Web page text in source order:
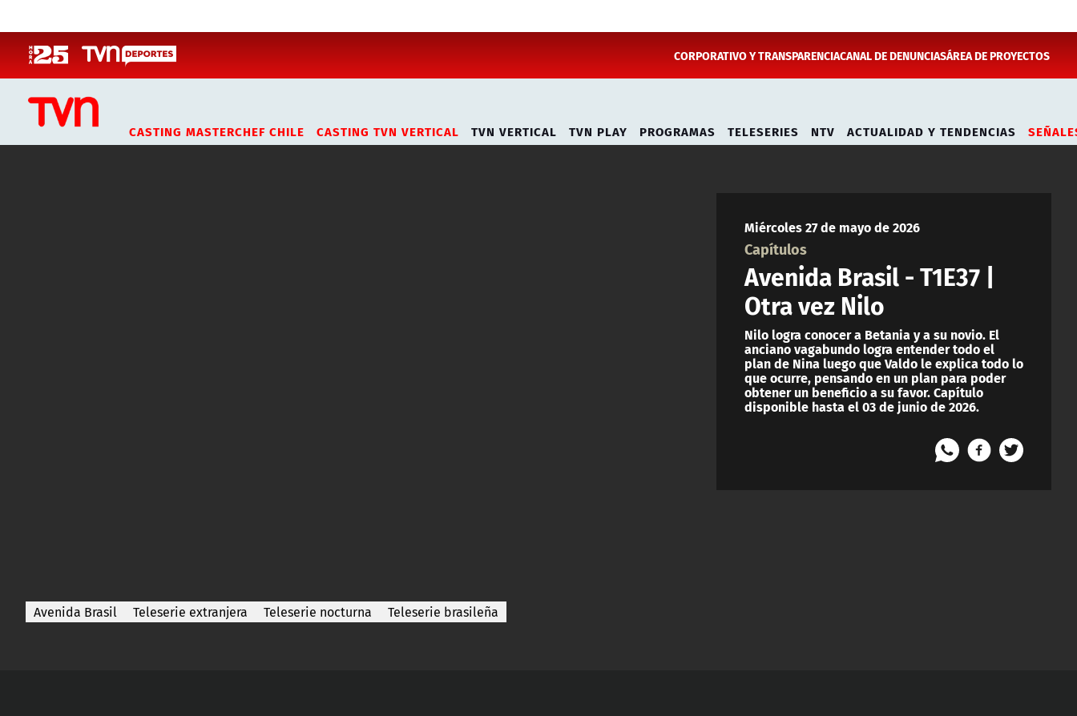
CORPORATIVO Y TRANSPARENCIACANAL DE DENUNCIASÁREA DE PROYECTOS
CASTING MASTERCHEF CHILE CASTING TVN VERTICAL TVN VERTICAL TVN PLAY PROGRAMAS TELESERIES NTV ACTUALIDAD Y TENDENCIAS
Miércoles 27 de mayo de 2026
Capítulos
Avenida Brasil - T1E37 |
Otra vez Nilo
Nilo logra conocer a Betania y a su novio. El
anciano vagabundo logra entender todo el
plan de Nina luego que Valdo le explica todo lo
que ocurre, pensando en un plan para poder
obtener un beneficio a su favor. Capítulo
disponible hasta el 03 de junio de 2026.
Avenida Brasil Teleserie extranjera Teleserie nocturna Teleserie brasileña